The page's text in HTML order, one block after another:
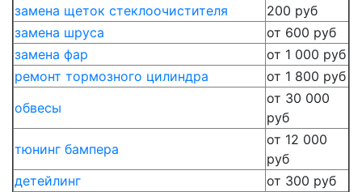
замена щеток стеклоочистителя
200 руб
замена шруса
от 600 руб
замена фар
от 1 000 руб
ремонт тормозного цилиндра
от 1 800 руб
обвесы
от 30 000
руб
тюнинг бампера
от 12 000
руб
детейлинг
от 300 руб